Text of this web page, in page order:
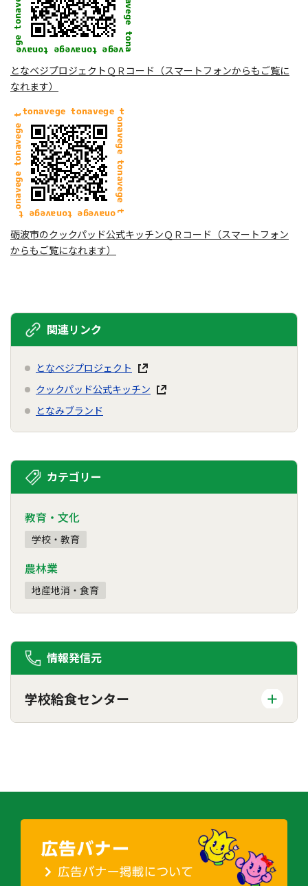
となベジプロジェクトＱＲコード（スマートフォンからもご覧に
なれます）
砺波市のクックパッド公式キッチンＱＲコード（スマートフォン
からもご覧になれます）
関連リンク
となベジプロジェクト
クックパッド公式キッチン
となみブランド
カテゴリー
教育・文化
学校・教育
農林業
地産地消・食育
情報発信元
学校給食センター